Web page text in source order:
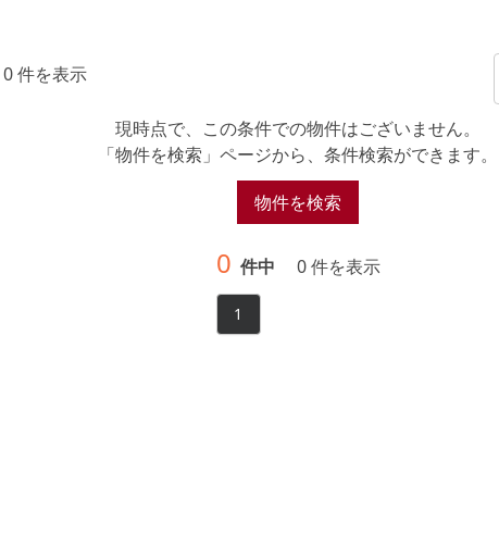
0 件を表示
現時点で、この条件での物件はございません。
「物件を検索」ページから、条件検索ができます。
物件を検索
0 件中 0 件を表示
1